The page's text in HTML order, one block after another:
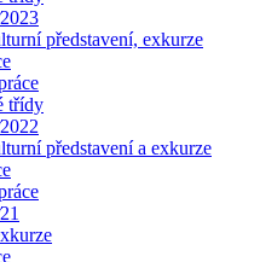
představení, exkurze
třídy
představení a exkurze